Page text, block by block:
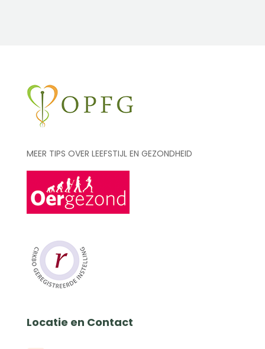
MEER TIPS OVER LEEFSTIJL EN GEZONDHEID
Locatie en Contact